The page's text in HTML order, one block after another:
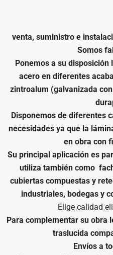
venta, suministro e
Somos
Ponemos a su disposición
acero en diferentes
zintroalum (galvanizada
Disponemos de diferentes
necesidades ya que la
en obra con
Su principal aplicación es
utiliza también como
cubiertas compuestas y
industriales, bodegas y
Elige calidad
Para complementar su obra
traslucida
Envíos a